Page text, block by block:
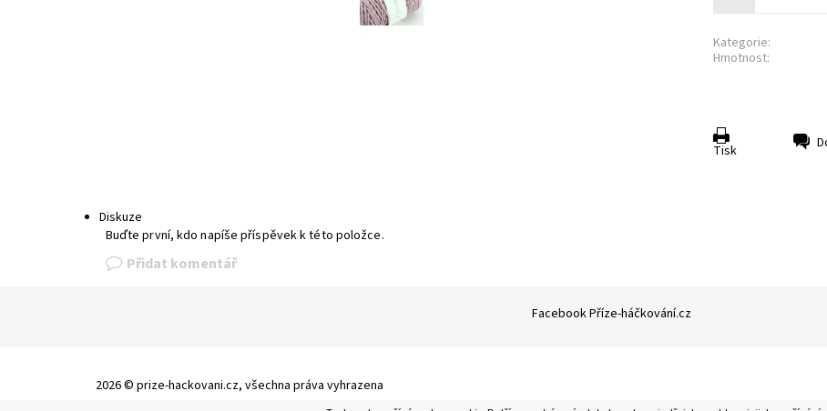
Kategorie:
Hmotnost:
Tisk
Diskuze
Buďte první, kdo napíše příspěvek k této položce.
Přidat komentář
Facebook Příze-háčkování.cz
2026 © prize-hackovani.cz, všechna práva vyhrazena